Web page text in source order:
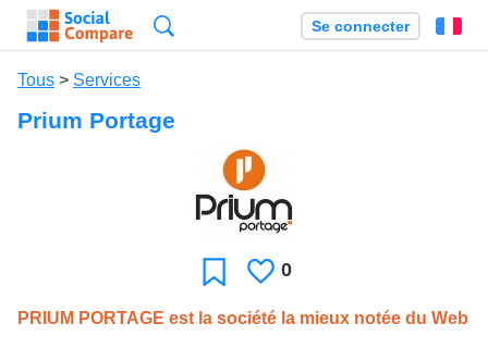
Se connecter
Tous > Services
Prium Portage
Favori J'aime
0
PRIUM PORTAGE est la société la mieux notée du Web